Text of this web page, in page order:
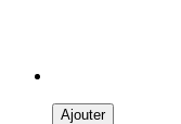
Ajouter